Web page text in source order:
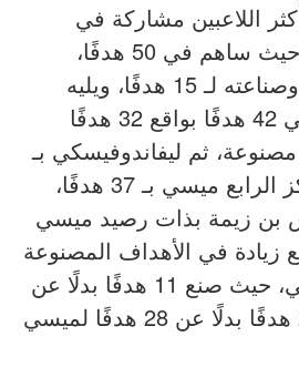
اللاعبين مشاركة في
الأهداف لعام 2021 حيث ساهم في 50 هدفًا،
بتسجيله لـ 35 هدفًا وصناعته لـ 15 هدفًا، ويليه
مبابي الذي ساهم في 42 هدفًا بواقع 32 هدفًا
أهداف مصنوعة، ثم ليفاندوفيسكي بـ
40 هدفًا، وفي المركز الرابع ميسي بـ 37 هدفًا،
بن زيمة بذات رصيد ميسي
زيادة في الأهداف المصنوعة
بهدفين عن الأرجنتيني، حيث صنع 11 هدفًا بدلًا عن
تسعة لكنه سجل 26 هدفًا بدلًا عن 28 هدفًا لميسي